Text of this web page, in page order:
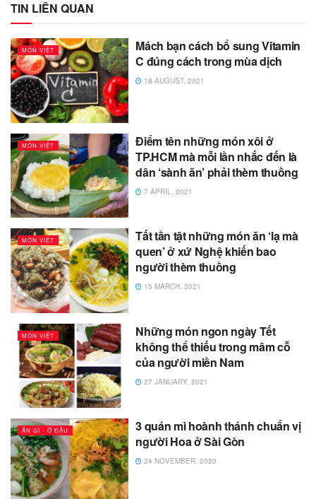
TIN LIÊN QUAN
MÓN VIỆT
Mách bạn cách bổ sung Vitamin
C đúng cách trong mùa dịch
18 AUGUST, 2021
MÓN VIỆT
Điểm tên những món xôi ở
TP.HCM mà mỗi lần nhắc đến là
dân ‘sành ăn’ phải thèm thuồng
7 APRIL, 2021
MÓN VIỆT
Tất tần tật những món ăn ‘lạ mà
quen’ ở xứ Nghệ khiến bao
người thèm thuồng
15 MARCH, 2021
MÓN VIỆT
Những món ngon ngày Tết
không thể thiếu trong mâm cỗ
của người miền Nam
27 JANUARY, 2021
ĂN GÌ - Ở ĐÂU
3 quán mì hoành thánh chuẩn vị
người Hoa ở Sài Gòn
24 NOVEMBER, 2020